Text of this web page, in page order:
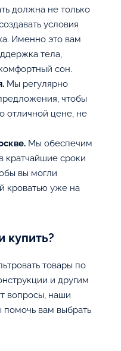
должна не только
условия
Именно это вам
тела,
сон.
Мы регулярно
чтобы
отличной цене, не
Мы обеспечим
кратчайшие сроки
вы могли
кроватью уже на
купить?
товары по
и другим
вопросы, наши
помочь вам выбрать